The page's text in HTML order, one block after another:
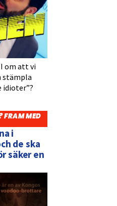
om att vi
stämpla
idioter”?
FRAM MED
i
de ska
säker en